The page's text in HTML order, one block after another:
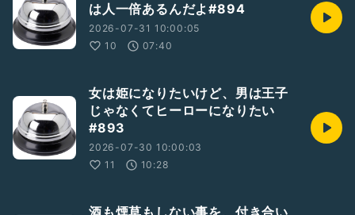
は人一倍あるんだよ#894
2026-07-31 10:00:05
10
07:40
女は姫になりたいけど、男は王子
じゃなくてヒーローになりたい
#893
2026-07-30 10:00:03
11
10:28
酒も煙草もしない事を、付き合い